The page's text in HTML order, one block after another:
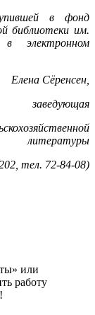
в фонд
библиотеки им.
электронном
Елена Сёренсен,
заведующая
литературы
тел. 72-84-08)
или
работу